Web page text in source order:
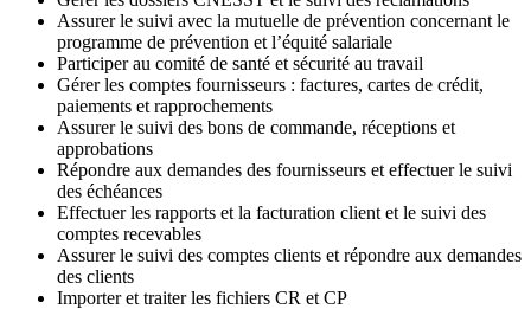
Assurer le suivi avec la mutuelle de prévention concernant le
programme de prévention et l’équité salariale
Participer au comité de santé et sécurité au travail
Gérer les comptes fournisseurs : factures, cartes de crédit,
paiements et rapprochements
Assurer le suivi des bons de commande, réceptions et
approbations
Répondre aux demandes des fournisseurs et effectuer le suivi
des échéances
Effectuer les rapports et la facturation client et le suivi des
comptes recevables
Assurer le suivi des comptes clients et répondre aux demandes
des clients
Importer et traiter les fichiers CR et CP